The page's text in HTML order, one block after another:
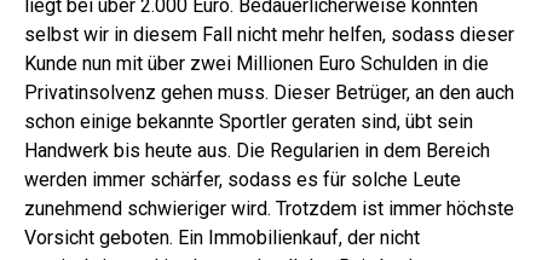
liegt bei über 2.000 Euro. Bedauerlicherweise konnten
selbst wir in diesem Fall nicht mehr helfen, sodass dieser
Kunde nun mit über zwei Millionen Euro Schulden in die
Privatinsolvenz gehen muss. Dieser Betrüger, an den auch
schon einige bekannte Sportler geraten sind, übt sein
Handwerk bis heute aus. Die Regularien in dem Bereich
werden immer schärfer, sodass es für solche Leute
zunehmend schwieriger wird. Trotzdem ist immer höchste
Vorsicht geboten. Ein Immobilienkauf, der nicht